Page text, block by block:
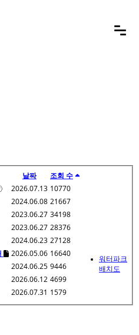
날짜
조회 수
2026.07.13 10770
2024.06.08 21667
2023.06.27 34198
2023.06.27 28376
2024.06.23 27128
2026.05.06 16640
2024.06.25 9446
2026.06.12 4699
2026.07.31 1579
워터파크
배치도